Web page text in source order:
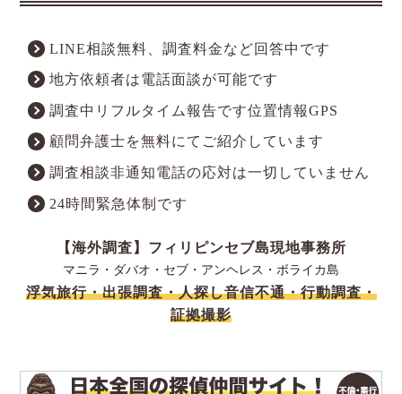
LINE相談無料、調査料金など回答中です
地方依頼者は電話面談が可能です
調査中リフルタイム報告です位置情報GPS
顧問弁護士を無料にてご紹介しています
調査相談非通知電話の応対は一切していません
24時間緊急体制です
【海外調査】フィリピンセブ島現地事務所
マニラ・ダバオ・セブ・アンヘレス・ボライカ島
浮気旅行・出張調査・人探し音信不通・行動調査・
証拠撮影